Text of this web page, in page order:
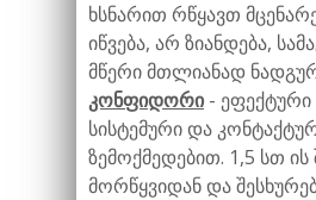
ხსნარით რწყავთ
იწვება, არ ზიანდება,
მწერი მთლიანად
კონფიდორი - ეფექტური
სისტემური და
ზემოქმედებით. 1,5 სთ ის
მორწყვიდან და